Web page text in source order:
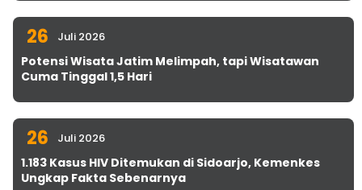
26 Juli 2026
Potensi Wisata Jatim Melimpah, tapi Wisatawan
Cuma Tinggal 1,5 Hari
26 Juli 2026
1.183 Kasus HIV Ditemukan di Sidoarjo, Kemenkes
Ungkap Fakta Sebenarnya